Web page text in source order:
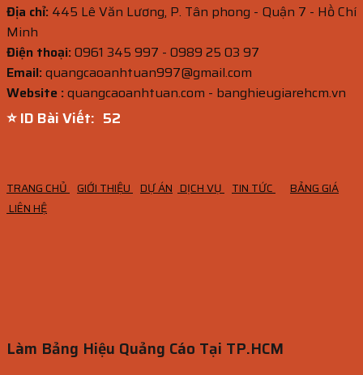
Địa chỉ: 445 Lê Văn Lương, P. Tân phong - Quận 7 - Hồ Chí
Minh
Điện thoại:0961 345 997 - 0989 25 03 97
Email:quangcaoanhtuan997@gmail.com
Website :quangcaoanhtuan.com - banghieugiarehcm.vn
⭐ ID Bài Viết: 50
TRANG CHỦ GIỚI THIỆU DỰ ÁN DỊCH VỤ TIN TỨC
BẢNG GIÁ
LIÊN HỆ
Làm Bảng Hiệu Quảng Cáo Tại TP.HCM